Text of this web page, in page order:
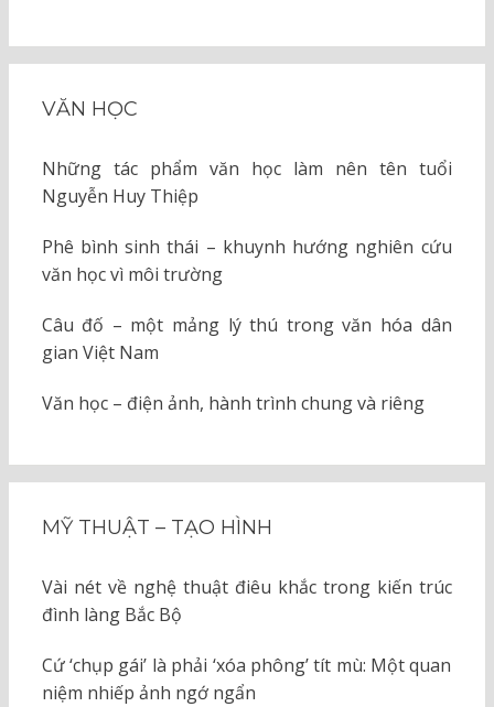
VĂN HỌC
Những tác phẩm văn học làm nên tên tuổi
Nguyễn Huy Thiệp
Phê bình sinh thái – khuynh hướng nghiên cứu
văn học vì môi trường
Câu đố – một mảng lý thú trong văn hóa dân
gian Việt Nam
Văn học – điện ảnh, hành trình chung và riêng
MỸ THUẬT – TẠO HÌNH
Vài nét về nghệ thuật điêu khắc trong kiến trúc
đình làng Bắc Bộ
Cứ ‘chụp gái’ là phải ‘xóa phông’ tít mù: Một quan
niệm nhiếp ảnh ngớ ngẩn